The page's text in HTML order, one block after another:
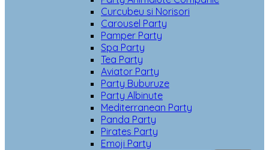
Curcubeu si Norisori
Carousel Party
Pamper Party
Spa Party
Tea Party
Aviator Party
Party Buburuze
Party Albinute
Mediterranean Party
Panda Party
Pirates Party
Emoji Party